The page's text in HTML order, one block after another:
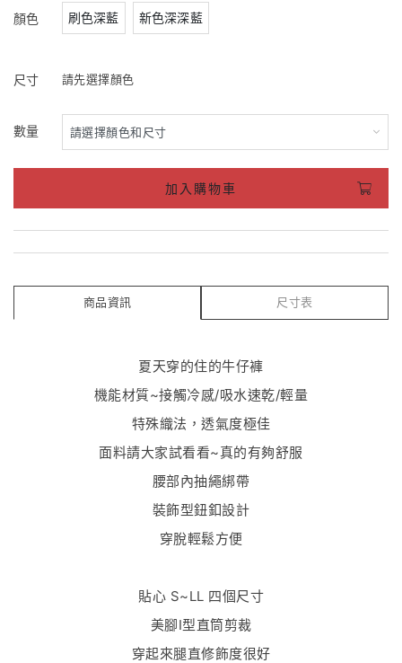
顏色 刷色深藍 新色深深藍
尺寸 請先選擇顏色
數量
加入購物車
商品資訊 尺寸表
夏天穿的住的牛仔褲
機能材質~接觸冷感/吸水速乾/輕量
特殊織法，透氣度極佳
面料請大家試看看~真的有夠舒服
腰部內抽繩綁帶
裝飾型鈕釦設計
穿脫輕鬆方便
貼心 S~LL 四個尺寸
美腳I型直筒剪裁
穿起來腿直修飾度很好